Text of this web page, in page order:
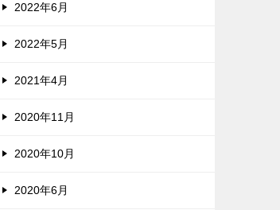
2022年6月
2022年5月
2021年4月
2020年11月
2020年10月
2020年6月